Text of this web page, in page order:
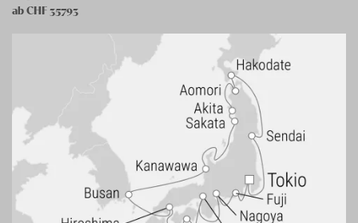
ab CHF35793